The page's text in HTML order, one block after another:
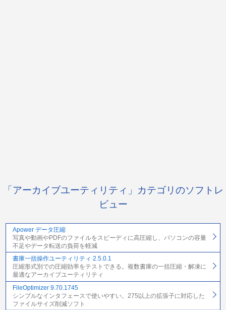
「アーカイブユーティリティ」カテゴリのソフトレ
ビュー
Apower データ圧縮
写真や動画やPDFのファイルをスピーディに高圧縮し、パソコンの容量
不足やデータ転送の負荷を軽減
書庫一括操作ユーティリティ 2.5.0.1
圧縮形式別での圧縮効率をテストできる。複数書庫の一括圧縮・解凍に
最適なアーカイブユーティリティ
FileOptimizer 9.70.1745
シンプルなインタフェースで使いやすい。275以上の拡張子に対応した
ファイルサイズ削減ソフト